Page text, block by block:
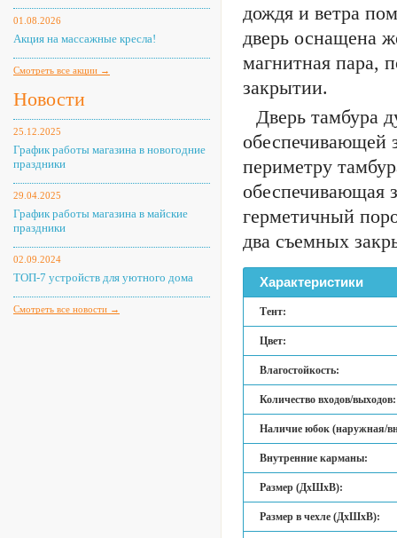
01.08.2026
Акция на массажные кресла!
Смотреть все акции →
Новости
25.12.2025
График работы магазина в новогодние
праздники
29.04.2025
График работы магазина в майские
праздники
02.09.2024
ТОП-7 устройств для уютного дома
Смотреть все новости →
дождя и ветра
дверь оснащена
магнитная пара,
закрытии.
Дверь тамбура
обеспечивающей
периметру
обеспечивающая
герметичный
два съемных
Характеристики
Тент:
Цвет:
Влагостойкость:
Количество входов/выходов:
Наличие юбок (наружная/
Внутренние карманы:
Размер (ДхШхВ):
Размер в чехле (ДхШхВ):